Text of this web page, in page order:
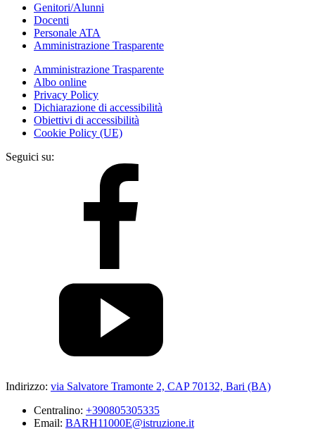
Genitori/Alunni
Docenti
Personale ATA
Amministrazione Trasparente
Amministrazione Trasparente
Albo online
Privacy Policy
Dichiarazione di accessibilità
Obiettivi di accessibilità
Cookie Policy (UE)
Seguici su:
Indirizzo: via Salvatore Tramonte 2, CAP 70132, Bari (BA)
Centralino: +390805305335
Email: BARH11000E@istruzione.it